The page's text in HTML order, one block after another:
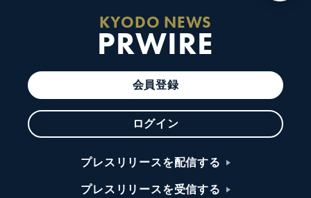
KYODO NEWS
PRWIRE
会員登録
ログイン
プレスリリースを配信する
プレスリリースを受信する